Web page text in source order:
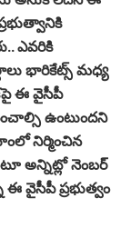
ఎవరికి
భారికేట్స్ మధ్య
ఈ వైసీపీ
ఉంటుందని
నిర్మించిన
అన్నిట్లో నెంబర్
వైసీపీ ప్రభుత్వం